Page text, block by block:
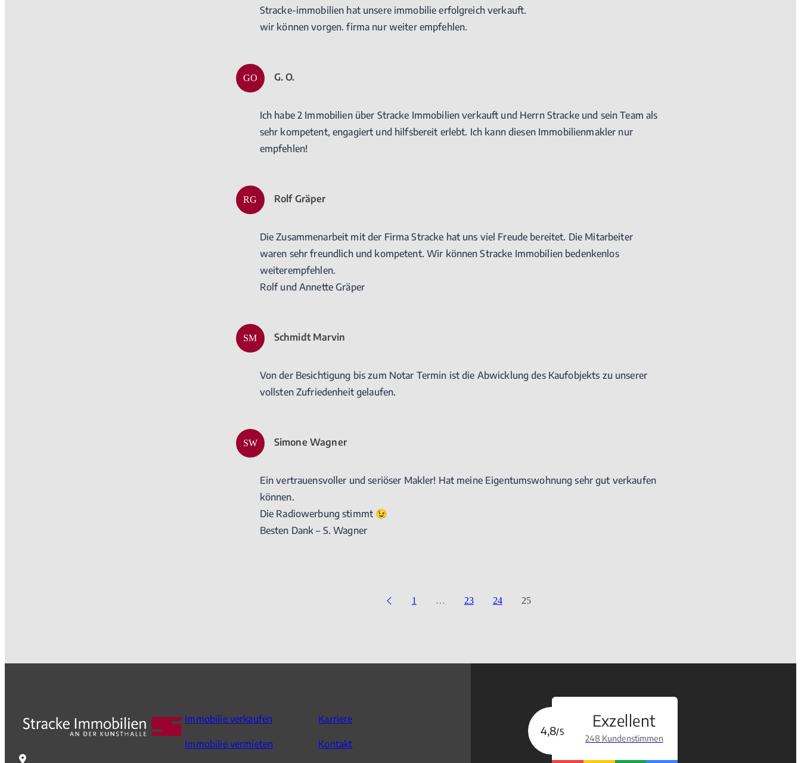
Stracke-immobilien hat unsere immobilie erfolgreich verkauft.
wir können vorgen. firma nur weiter empfehlen.
GO G. O.
Ich habe 2 Immobilien über Stracke Immobilien verkauft und Herrn Stracke und sein Team als
sehr kompetent, engagiert und hilfsbereit erlebt. Ich kann diesen Immobilienmakler nur
empfehlen!
RG Rolf Gräper
Die Zusammenarbeit mit der Firma Stracke hat uns viel Freude bereitet. Die Mitarbeiter
waren sehr freundlich und kompetent. Wir können Stracke Immobilien bedenkenlos
weiterempfehlen.
Rolf und Annette Gräper
SM Schmidt Marvin
Von der Besichtigung bis zum Notar Termin ist die Abwicklung des Kaufobjekts zu unserer
vollsten Zufriedenheit gelaufen.
SW Simone Wagner
Ein vertrauensvoller und seriöser Makler! Hat meine Eigentumswohnung sehr gut verkaufen
können.
Die Radiowerbung stimmt 😉
Besten Dank – S. Wagner
1 … 23 24 25
Immobilie verkaufen
Immobilie vermieten
Karriere
Kontakt
4,8/5
Exzellent
248 Kundenstimmen